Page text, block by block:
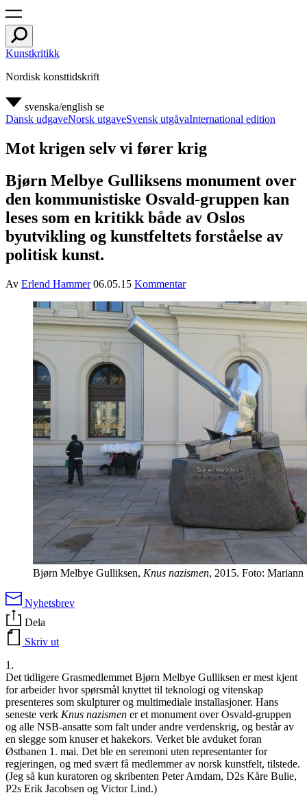
Kunstkritikk
Nordisk konsttidskrift
svenska/english se
Dansk udgaveNorsk utgaveSvensk utgåvaInternational edition
Mot krigen selv vi fører krig
Bjørn Melbye Gulliksens monument over
den kommunistiske Osvald-gruppen kan
leses som en kritikk både av Oslos
byutvikling og kunstfeltets forståelse av
politisk kunst.
Av Erlend Hammer 06.05.15 Kommentar
Bjørn Melbye Gulliksen, Knus nazismen, 2015. Foto: Mariann
Nyhetsbrev
Dela
Skriv ut
1.
Det tidligere Grasmedlemmet Bjørn Melbye Gulliksen er mest kjent
for arbeider hvor spørsmål knyttet til teknologi og vitenskap
presenteres som skulpturer og multimediale installasjoner. Hans
seneste verk Knus nazismen er et monument over Osvald-gruppen
og alle NSB-ansatte som falt under andre verdenskrig, og består av
en slegge som knuser et hakekors. Verket ble avduket foran
Østbanen 1. mai. Det ble en seremoni uten representanter for
regjeringen, og med svært få medlemmer av norsk kunstfelt, tilstede.
(Jeg så kun kuratoren og skribenten Peter Amdam, D2s Kåre Bulie,
P2s Erik Jacobsen og Victor Lind.)